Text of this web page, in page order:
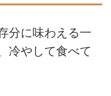
分に味わえる一
冷やして食べて